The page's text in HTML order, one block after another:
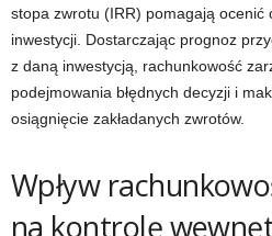
stopa zwrotu (IRR) pomagają ocenić
inwestycji. Dostarczając prognoz
z daną inwestycją, rachunkowość
podejmowania błędnych decyzji i
osiągnięcie zakładanych zwrotów.
Wpływ
na kontrolę